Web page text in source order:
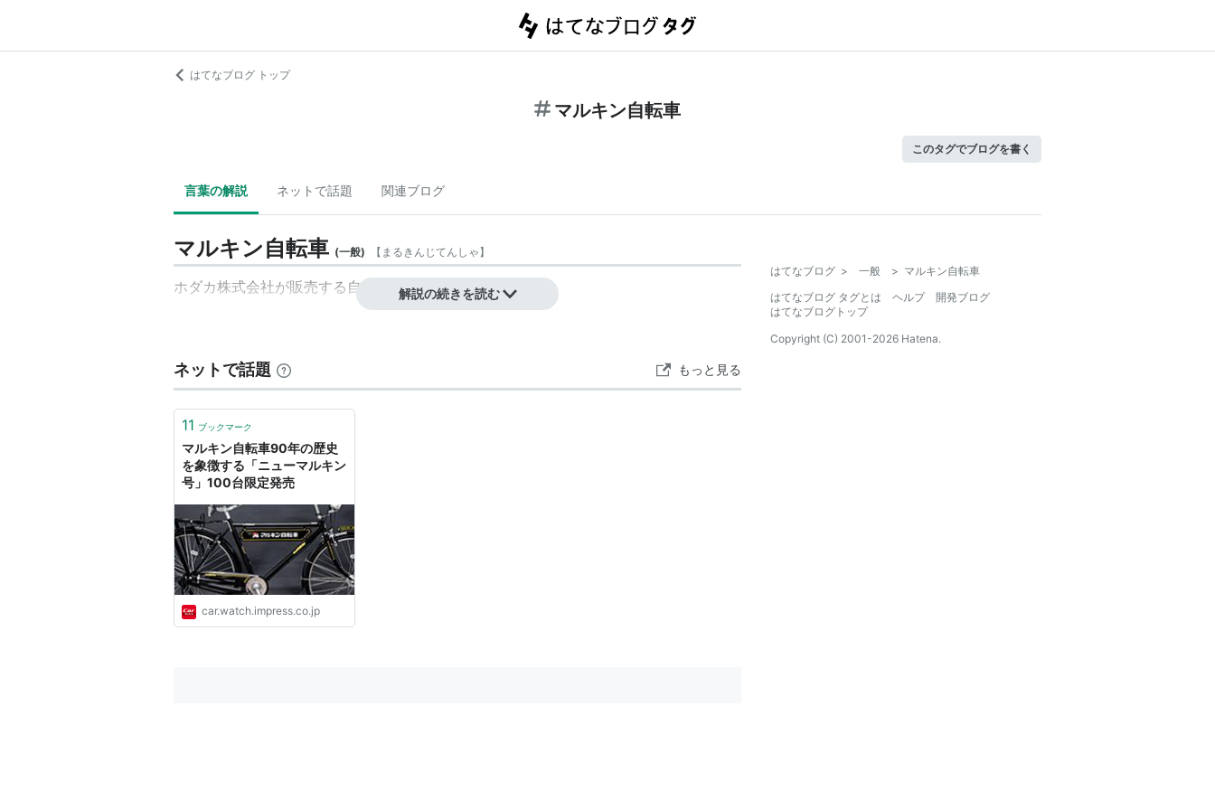
はてなブログ トップ
マルキン自転車
このタグでブログを書く
言葉の解説 ネットで話題 関連ブログ
マルキン自転車 (一般) 【 まるきんじてんしゃ】
ホダカ株式会社が販売する自転車ブランド解説の続きを読む
ネットで話題 もっと見る
11 ブックマーク
マルキン自転車90年の歴史
を象徴する「ニューマルキン
号」100台限定発売
car.watch.impress.co.jp
はてなブログ > 一般 > マルキン自転車
はてなブログ タグとは
ヘルプ
開発ブログ
はてなブログトップ
Copyright (C) 2001-2026 Hatena.